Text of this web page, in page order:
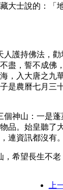
大士說的：
護持佛法，
盡，誓不成
，入大唐之
農曆七月
神山：一是
品。始皇聽
資訊都沒有
希望長生不老
上